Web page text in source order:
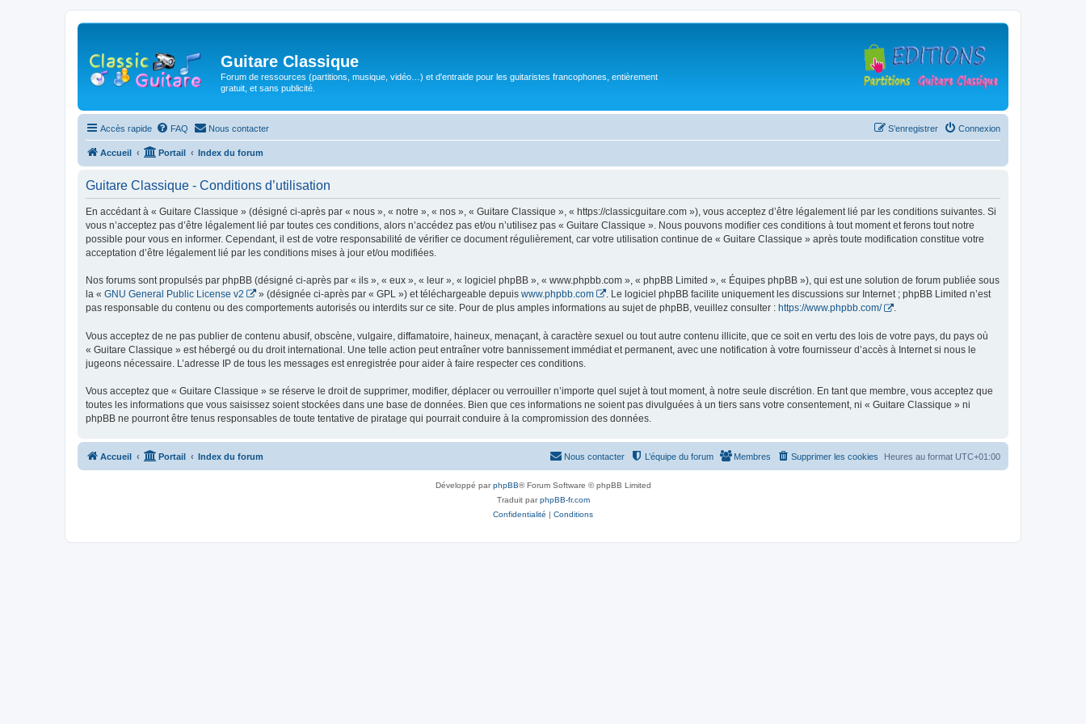
Guitare Classique
Forum de ressources (partitions, musique, vidéo…) et d'entraide pour les guitaristes francophones, entièrement
gratuit, et sans publicité.
Accès rapide FAQ Nous contacter Connexion
S’enregistrer
Accueil Portail Index du forum
Guitare Classique - Conditions d’utilisation
En accédant à « Guitare Classique » (désigné ci-après par « nous », « notre », « nos », « Guitare Classique », « https://classicguitare.com »), vous acceptez d’être légalement lié par les conditions suivantes. Si
vous n’acceptez pas d’être légalement lié par toutes ces conditions, alors n’accédez pas et/ou n’utilisez pas « Guitare Classique ». Nous pouvons modifier ces conditions à tout moment et ferons tout notre
possible pour vous en informer. Cependant, il est de votre responsabilité de vérifier ce document régulièrement, car votre utilisation continue de « Guitare Classique » après toute modification constitue votre
acceptation d’être légalement lié par les conditions mises à jour et/ou modifiées.
Nos forums sont propulsés par phpBB (désigné ci-après par « ils », « eux », « leur », « logiciel phpBB », « www.phpbb.com », « phpBB Limited », « Équipes phpBB »), qui est une solution de forum publiée sous
la « GNU General Public License v2 » (désignée ci-après par « GPL ») et téléchargeable depuis www.phpbb.com
. Le logiciel phpBB facilite uniquement les discussions sur Internet ; phpBB Limited n’est
pas responsable du contenu ou des comportements autorisés ou interdits sur ce site. Pour de plus amples informations au sujet de phpBB, veuillez consulter : https://www.phpbb.com/ .
Vous acceptez de ne pas publier de contenu abusif, obscène, vulgaire, diffamatoire, haineux, menaçant, à caractère sexuel ou tout autre contenu illicite, que ce soit en vertu des lois de votre pays, du pays où
« Guitare Classique » est hébergé ou du droit international. Une telle action peut entraîner votre bannissement immédiat et permanent, avec une notification à votre fournisseur d’accès à Internet si nous le
jugeons nécessaire. L’adresse IP de tous les messages est enregistrée pour aider à faire respecter ces conditions.
Vous acceptez que « Guitare Classique » se réserve le droit de supprimer, modifier, déplacer ou verrouiller n’importe quel sujet à tout moment, à notre seule discrétion. En tant que membre, vous acceptez que
toutes les informations que vous saisissez soient stockées dans une base de données. Bien que ces informations ne soient pas divulguées à un tiers sans votre consentement, ni « Guitare Classique » ni
phpBB ne pourront être tenus responsables de toute tentative de piratage qui pourrait conduire à la compromission des données.
Accueil Portail Index du forum Heures au format UTC+01:00
Supprimer les cookies
Membres
L’équipe du forum
Nous contacter
Développé parphpBB® Forum Software © phpBB Limited
Traduit parphpBB-fr.com
Confidentialité | Conditions